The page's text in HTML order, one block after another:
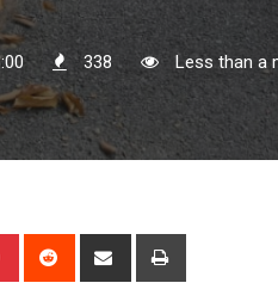
338 Less than a
Pinterest Reddit
Share